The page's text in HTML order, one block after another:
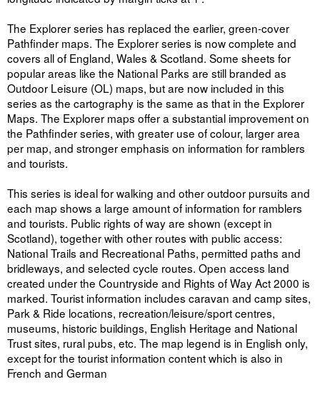
The Explorer series has replaced the earlier, green-cover
Pathfinder maps. The Explorer series is now complete and
covers all of England, Wales & Scotland. Some sheets for
popular areas like the National Parks are still branded as
Outdoor Leisure (OL) maps, but are now included in this
series as the cartography is the same as that in the Explorer
Maps. The Explorer maps offer a substantial improvement on
the Pathfinder series, with greater use of colour, larger area
per map, and stronger emphasis on information for ramblers
and tourists.
This series is ideal for walking and other outdoor pursuits and
each map shows a large amount of information for ramblers
and tourists. Public rights of way are shown (except in
Scotland), together with other routes with public access:
National Trails and Recreational Paths, permitted paths and
bridleways, and selected cycle routes. Open access land
created under the Countryside and Rights of Way Act 2000 is
marked. Tourist information includes caravan and camp sites,
Park & Ride locations, recreation/leisure/sport centres,
museums, historic buildings, English Heritage and National
Trust sites, rural pubs, etc. The map legend is in English only,
except for the tourist information content which is also in
French and German